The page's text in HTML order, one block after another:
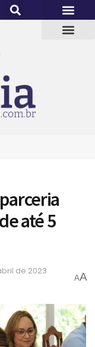
até 5
de 2023
AA